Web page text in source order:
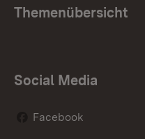
Themenübersicht
Social Media
Facebook